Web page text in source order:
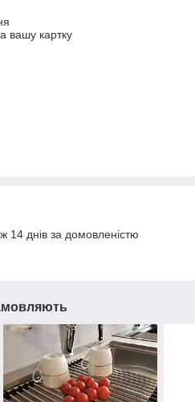
вашу картку
14 днів за домовленістю